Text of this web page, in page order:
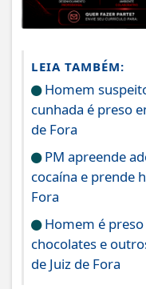
LEIA TAMBÉM:
Homem
cunhada é preso
de Fora
PM apreende
cocaína e prende
Fora
Homem é
chocolates e
de Juiz de Fora